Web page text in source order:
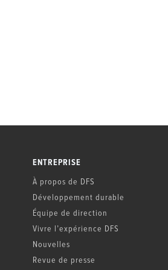
ENTREPRISE
À propos de DFS
Développement durable
Équipe de direction
Vivre l’expérience DFS
Nouvelles
Revue de presse